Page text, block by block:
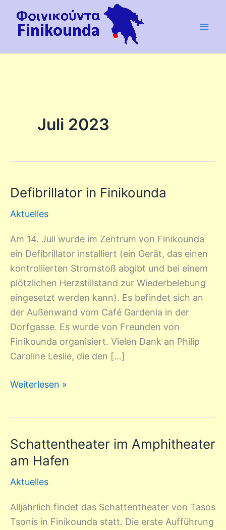
Inhalt
springen
Juli 2023
Defibrillator in Finikounda
Aktuelles
Am 14. Juli wurde im Zentrum von Finikounda
ein Defibrillator installiert (ein Gerät, das einen
kontrollierten Stromstoß abgibt und bei einem
plötzlichen Herzstillstand zur Wiederbelebung
eingesetzt werden kann). Es befindet sich an
der Außenwand vom Café Gardenia in der
Dorfgasse. Es wurde von Freunden von
Finikounda organisiert. Vielen Dank an Philip
Caroline Leslie, die den […]
Defibrillator
Finikounda
Weiterlesen »
Schattentheater im Amphitheater
am Hafen
Aktuelles
Alljährlich findet das Schattentheater von Tasos
Tsonis in Finikounda statt. Die erste Aufführung
Schattentheater
im
am
Hafen